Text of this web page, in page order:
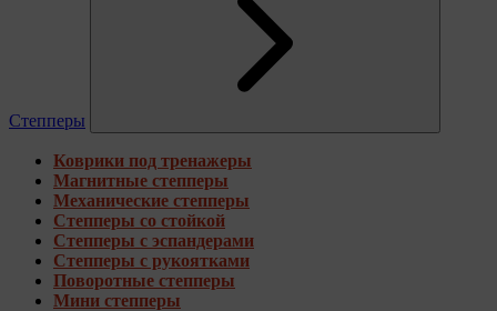
Степперы
Коврики под тренажеры
Магнитные степперы
Механические степперы
Степперы со стойкой
Степперы с эспандерами
Степперы с рукоятками
Поворотные степперы
Мини степперы